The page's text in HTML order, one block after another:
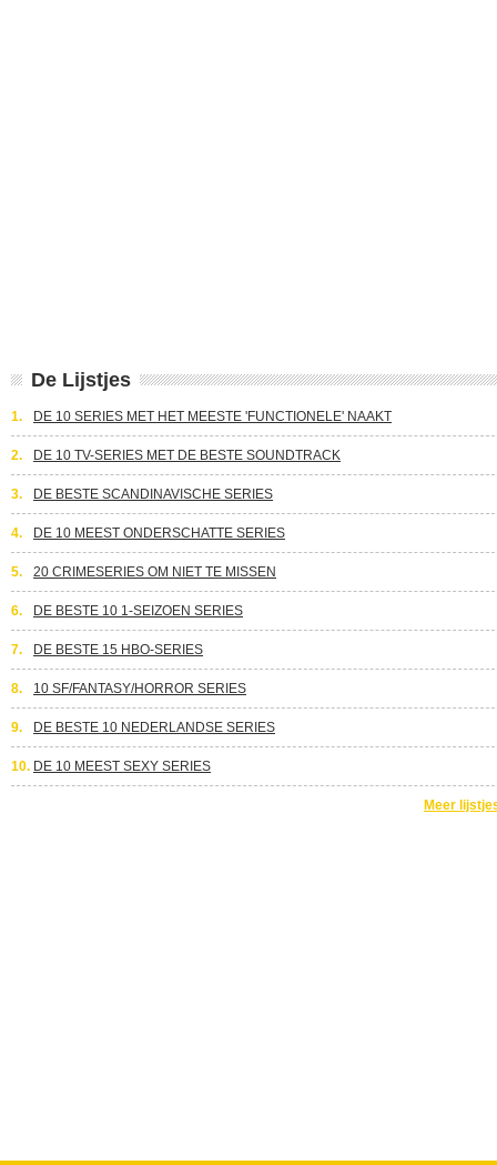
De Lijstjes
1. DE 10 SERIES MET HET MEESTE 'FUNCTIONELE' NAAKT
2. DE 10 TV-SERIES MET DE BESTE SOUNDTRACK
3. DE BESTE SCANDINAVISCHE SERIES
4. DE 10 MEEST ONDERSCHATTE SERIES
5. 20 CRIMESERIES OM NIET TE MISSEN
6. DE BESTE 10 1-SEIZOEN SERIES
7. DE BESTE 15 HBO-SERIES
8. 10 SF/FANTASY/HORROR SERIES
9. DE BESTE 10 NEDERLANDSE SERIES
10. DE 10 MEEST SEXY SERIES
Meer